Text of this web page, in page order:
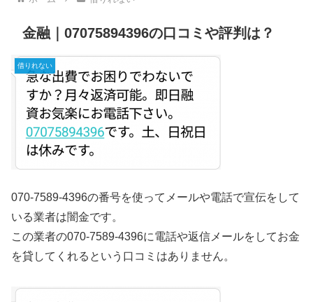
金融｜07075894396の口コミや評判は？
借りれない
070-7589-4396の番号を使ってメールや電話で宣伝をして
いる業者は闇金です。
この業者の070-7589-4396に電話や返信メールをしてお金
を貸してくれるという口コミはありません。